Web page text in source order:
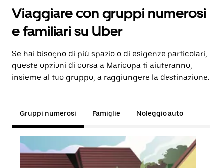
Viaggiare con gruppi numerosi
e familiari su Uber
Se hai bisogno di più spazio o di esigenze particolari,
queste opzioni di corsa a Maricopa ti aiuteranno,
insieme al tuo gruppo, a raggiungere la destinazione.
Gruppi numerosi Famiglie Noleggio auto